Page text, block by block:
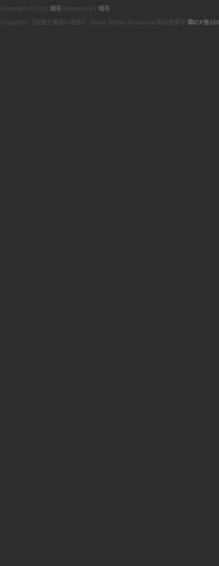
Copyright © 2013 域名 Powered By 域名
Copyright 【出售大量高pr域名】. Some Rights Reserved.网站备案号: 赣ICP备